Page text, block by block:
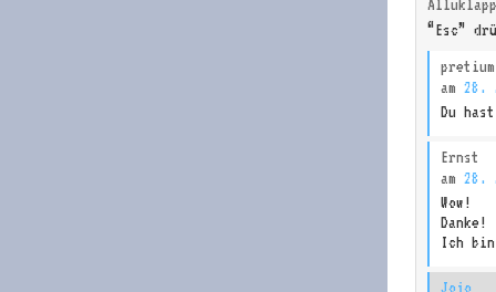
“Esc”
pretium
am 28.
Du
Ernst
am 28.
Wow!
Danke!
Ich
Jojo